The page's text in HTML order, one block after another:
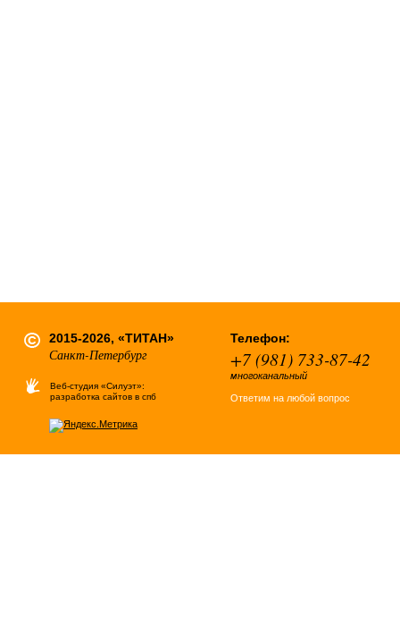
2015-2026, «ТИТАН»
Санкт-Петербург
Веб-студия «Силуэт»:
разработка сайтов в спб
Телефон:
+7 (981) 733-87-42
многоканальный
Ответим на любой вопрос